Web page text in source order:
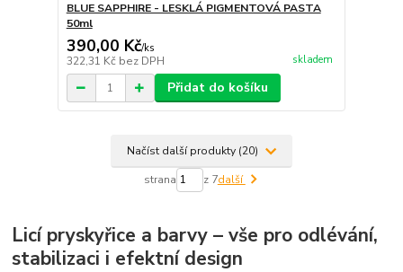
BLUE SAPPHIRE - LESKLÁ PIGMENTOVÁ PASTA
50ml
390,00 Kč/ks
322,31 Kč bez DPH skladem
Přidat do košíku
Načíst další produkty (20)
strana z 7další
Licí pryskyřice a barvy – vše pro odlévání,
stabilizaci i efektní design